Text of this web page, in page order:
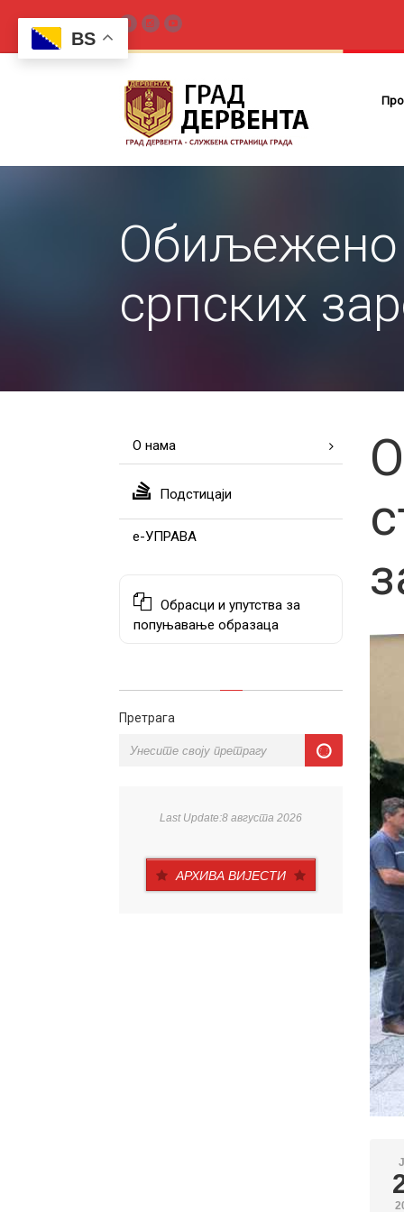
Обиљежено
српских
О нама
Подстицаји
е-УПРАВА
Обрасци и упутства за
попуњавање образаца
Претрага
Last Update:8 августа 2026
АРХИВА ВИЈЕСТИ
BS